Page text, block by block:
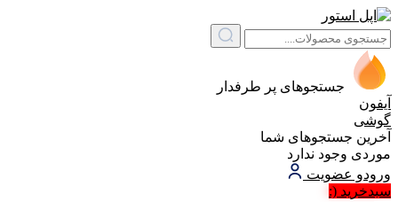
جستجوهای پر طرفدار
آیفون
گوشی
آخرین جستجوهای شما
موردی وجود ندارد
ورودو عضویت
سبد‌خرید (: